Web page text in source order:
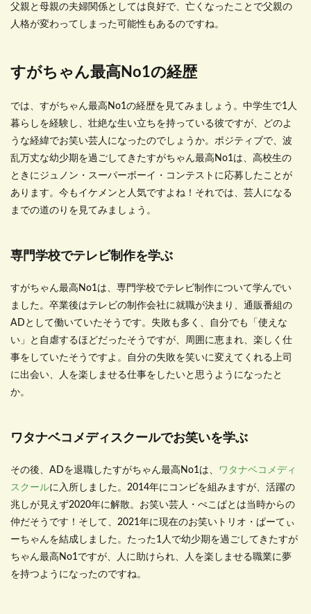
父親と母親の夫婦関係としては良好で、亡くなったことで父親の
人格が変わってしまった可能性もあるのですね。
すがちゃん最高No1の経歴
では、すがちゃん最高No1の経歴を見てみましょう。中学生で1人
暮らしを経験し、壮絶な生い立ちを持っている彼ですが、どのよ
うな経緯でお笑い芸人になったのでしょうか。ポジティブで、波
乱万丈な幼少期を過ごしてきたすがちゃん最高No1は、高校生の
ときにジュノン・スーパーボーイ・コンテストに応募したことが
あります。今もイケメンと人気ですよね！それでは、芸人になる
までの道のりを見てみましょう。
専門学校でテレビ制作を学ぶ
すがちゃん最高No1は、専門学校でテレビ制作について学んでい
ました。卒業後はテレビの制作会社に就職が決まり、通販番組の
ADとして働いていたそうです。失敗も多く、自分でも「使えな
い」と自虐するほどだったそうですが、周囲に恵まれ、楽しく仕
事をしていたそうですよ。自分の失敗を笑いに変えてくれる上司
に出会い、人を楽しませる仕事をしたいと思うようになったと
か。
ワタナベコメディスクールでお笑いを学ぶ
その後、ADを退職したすがちゃん最高No1は、
ワタナベコメディ
スクールに入所しました。2014年にコンビを組みますが、活躍の
兆しが見えず2020年に解散。お笑い芸人・ぺこぱとは当時からの
仲だそうです！そして、2021年に現在のお笑いトリオ・ぱーてぃ
ーちゃんを結成しました。たった1人で幼少期を過ごしてきたすが
ちゃん最高No1ですが、人に助けられ、人を楽しませる職業に夢
を持つようになったのですね。